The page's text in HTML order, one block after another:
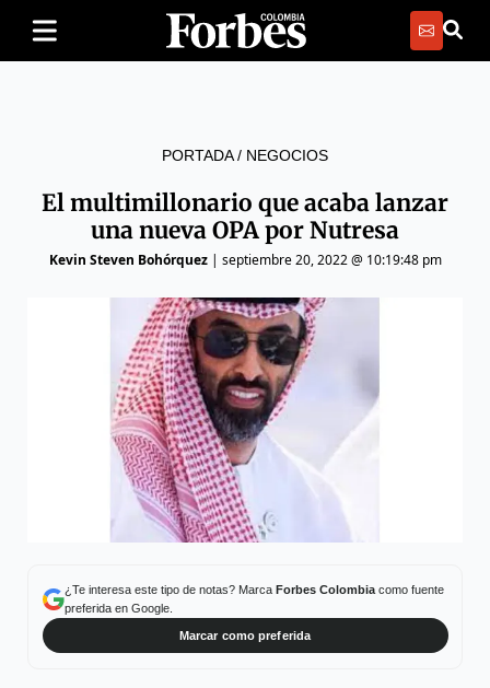
PORTADA/ NEGOCIOS
El multimillonario que acaba lanzar
una nueva OPA por Nutresa
Kevin Steven Bohórquez| septiembre 20, 2022 @ 10:19:48 pm
¿Te interesa este tipo de notas? Marca Forbes Colombiacomo fuente
preferida en Google.
Marcar como preferida